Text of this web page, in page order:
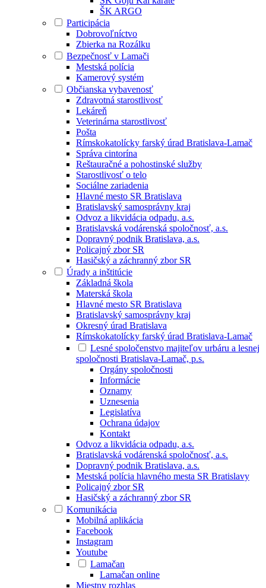
ŠK ARGO
Participácia
Dobrovoľníctvo
Zbierka na Rozálku
Bezpečnosť v Lamači
Mestská polícia
Kamerový systém
Občianska vybavenosť
Zdravotná starostlivosť
Lekáreň
Veterinárna starostlivosť
Pošta
Rímskokatolícky farský úrad Bratislava-Lamač
Správa cintorína
Reštauračné a pohostinské služby
Starostlivosť o telo
Sociálne zariadenia
Hlavné mesto SR Bratislava
Bratislavský samosprávny kraj
Odvoz a likvidácia odpadu, a.s.
Bratislavská vodárenská spoločnosť, a.s.
Dopravný podnik Bratislava, a.s.
Policajný zbor SR
Hasičský a záchranný zbor SR
Úrady a inštitúcie
Základná škola
Materská škola
Hlavné mesto SR Bratislava
Bratislavský samosprávny kraj
Okresný úrad Bratislava
Rímskokatolícky farský úrad Bratislava-Lamač
Lesné spoločenstvo majiteľov urbáru a lesnej
spoločnosti Bratislava-Lamač, p.s.
Orgány spoločnosti
Informácie
Oznamy
Uznesenia
Legislatíva
Ochrana údajov
Kontakt
Odvoz a likvidácia odpadu, a.s.
Bratislavská vodárenská spoločnosť, a.s.
Dopravný podnik Bratislava, a.s.
Mestská polícia hlavného mesta SR Bratislavy
Policajný zbor SR
Hasičský a záchranný zbor SR
Komunikácia
Mobilná aplikácia
Facebook
Instagram
Youtube
Lamačan
Lamačan online
Miestny rozhlas